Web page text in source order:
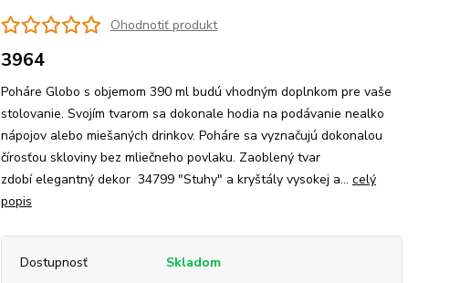
Ohodnotiť produkt
3964
Poháre Globo s objemom 390 ml budú vhodným doplnkom pre vaše
stolovanie. Svojím tvarom sa dokonale hodia na podávanie nealko
nápojov alebo miešaných drinkov. Poháre sa vyznačujú dokonalou
čírosťou skloviny bez mliečneho povlaku. Zaoblený tvar
zdobí elegantný dekor 34799 "Stuhy" a kryštály vysokej a... celý
popis
Dostupnosť
Skladom